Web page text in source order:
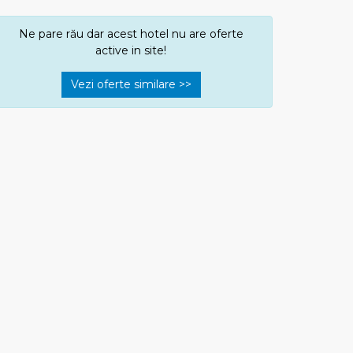
Ne pare rău dar acest hotel nu are oferte
active in site!
Vezi oferte similare >>